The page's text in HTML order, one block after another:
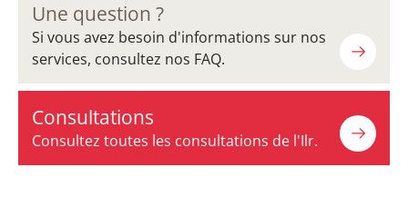
Une question ?
Si vous avez besoin d'informations sur nos
services, consultez nos FAQ.
Consultations
Consultez toutes les consultations de l'Ilr.